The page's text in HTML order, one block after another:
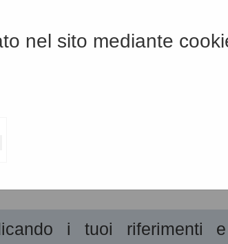
nel sito mediante
i tuoi riferimenti